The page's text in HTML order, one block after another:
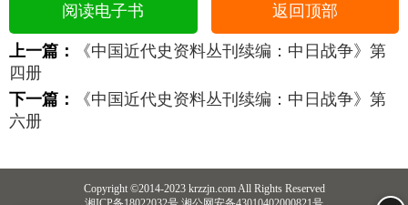
阅读电子书 返回顶部
上一篇：
《中国近代史资料丛刊续编：中日战争》第
四册
下一篇：
《中国近代史资料丛刊续编：中日战争》第
六册
Copyright ©2014-2023 krzzjn.com All Rights Reserved